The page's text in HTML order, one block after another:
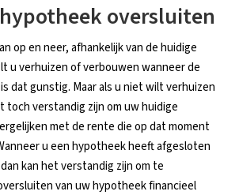
oversluiten
op en neer, afhankelijk van de huidige
u verhuizen of verbouwen wanneer de
dat gunstig. Maar als u niet wilt verhuizen
toch verstandig zijn om uw huidige
met de rente die op dat moment
u een hypotheek heeft afgesloten
kan het verstandig zijn om te
van uw hypotheek financieel